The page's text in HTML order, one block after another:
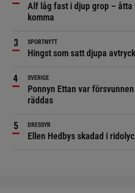
Alf låg fast i djup grop –
komma
SPORTNYTT
Hingst som satt djupa
SVERIGE
Ponnyn Ettan var
räddas
DRESSYR
Ellen Hedbys skadad i